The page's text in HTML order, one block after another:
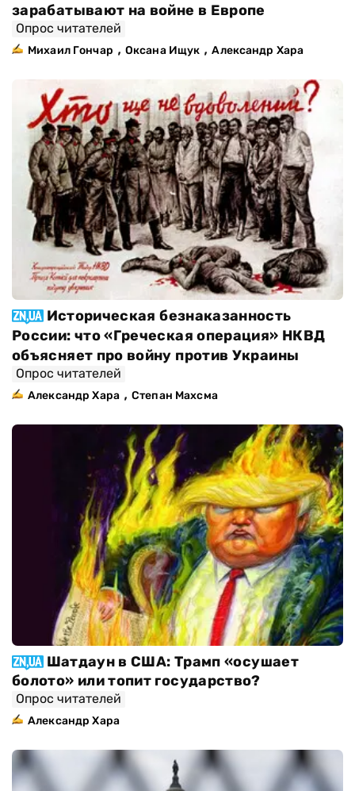
зарабатывают на войне в Европе
Опрос читателей
Михаил Гончар , Оксана Ищук ,Александр Хара
Историческая безнаказанность
России: что «Греческая операция» НКВД
объясняет про войну против Украины
Опрос читателей
Александр Хара , Степан Махсма
Шатдаун в США: Трамп «осушает
болото» или топит государство?
Опрос читателей
Александр Хара